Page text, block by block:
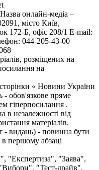
онлайн-медіа –
місто Київ,
Б, офіс 208/1 E-mail:
044-205-43-00
розміщених на
на
« Новини України
- обов'язкове пряме
гіперпосилання .
в незалежності від
матеріалів.
- видань) - повинна бути
в першому абзаці
"Експертиза", "Заява",
"Тест-драйв",